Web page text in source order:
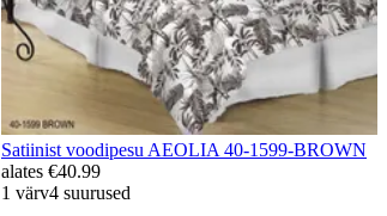
Satiinist voodipesu AEOLIA 40-1599-BROWN
alates €40.99
1 värv4 suurused